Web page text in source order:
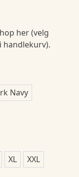
her (velg
handlekurv).
Navy
XL XXL